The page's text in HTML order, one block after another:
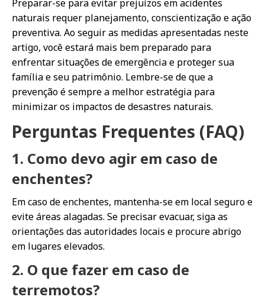
Preparar-se para evitar prejuízos em acidentes
naturais requer planejamento, conscientização e ação
preventiva. Ao seguir as medidas apresentadas neste
artigo, você estará mais bem preparado para
enfrentar situações de emergência e proteger sua
família e seu patrimônio. Lembre-se de que a
prevenção é sempre a melhor estratégia para
minimizar os impactos de desastres naturais.
Perguntas Frequentes (FAQ)
1. Como devo agir em caso de
enchentes?
Em caso de enchentes, mantenha-se em local seguro e
evite áreas alagadas. Se precisar evacuar, siga as
orientações das autoridades locais e procure abrigo
em lugares elevados.
2. O que fazer em caso de
terremotos?